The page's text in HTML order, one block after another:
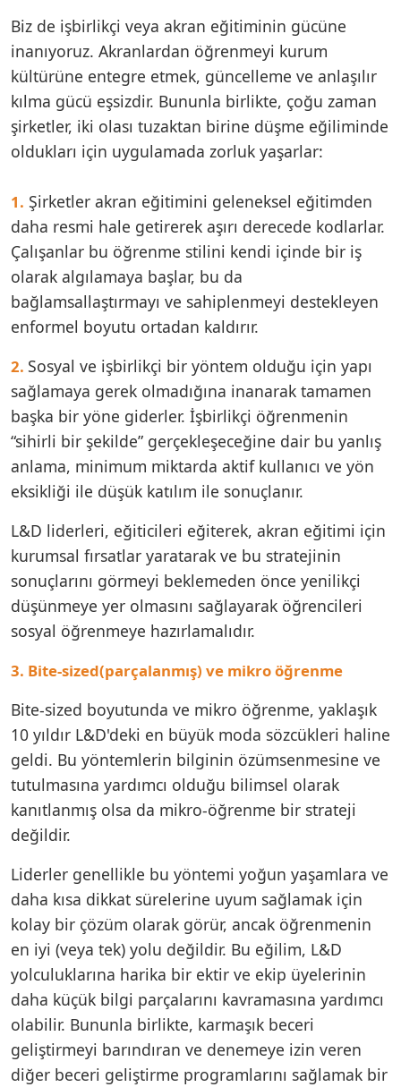
Biz de işbirlikçi veya akran eğitiminin gücüne
inanıyoruz. Akranlardan öğrenmeyi kurum
kültürüne entegre etmek, güncelleme ve anlaşılır
kılma gücü eşsizdir. Bununla birlikte, çoğu zaman
şirketler, iki olası tuzaktan birine düşme eğiliminde
oldukları için uygulamada zorluk yaşarlar:
1. Şirketler akran eğitimini geleneksel eğitimden
daha resmi hale getirerek aşırı derecede kodlarlar.
Çalışanlar bu öğrenme stilini kendi içinde bir iş
olarak algılamaya başlar, bu da
bağlamsallaştırmayı ve sahiplenmeyi destekleyen
enformel boyutu ortadan kaldırır.
2. Sosyal ve işbirlikçi bir yöntem olduğu için yapı
sağlamaya gerek olmadığına inanarak tamamen
başka bir yöne giderler. İşbirlikçi öğrenmenin
“sihirli bir şekilde” gerçekleşeceğine dair bu yanlış
anlama, minimum miktarda aktif kullanıcı ve yön
eksikliği ile düşük katılım ile sonuçlanır.
L&D liderleri, eğiticileri eğiterek, akran eğitimi için
kurumsal fırsatlar yaratarak ve bu stratejinin
sonuçlarını görmeyi beklemeden önce yenilikçi
düşünmeye yer olmasını sağlayarak öğrencileri
sosyal öğrenmeye hazırlamalıdır.
3. Bite-sized(parçalanmış) ve mikro öğrenme
Bite-sized boyutunda ve mikro öğrenme, yaklaşık
10 yıldır L&D'deki en büyük moda sözcükleri haline
geldi. Bu yöntemlerin bilginin özümsenmesine ve
tutulmasına yardımcı olduğu bilimsel olarak
kanıtlanmış olsa da mikro-öğrenme bir strateji
değildir.
Liderler genellikle bu yöntemi yoğun yaşamlara ve
daha kısa dikkat sürelerine uyum sağlamak için
kolay bir çözüm olarak görür, ancak öğrenmenin
en iyi (veya tek) yolu değildir. Bu eğilim, L&D
yolculuklarına harika bir ektir ve ekip üyelerinin
daha küçük bilgi parçalarını kavramasına yardımcı
olabilir. Bununla birlikte, karmaşık beceri
geliştirmeyi barındıran ve denemeye izin veren
diğer beceri geliştirme programlarını sağlamak bir